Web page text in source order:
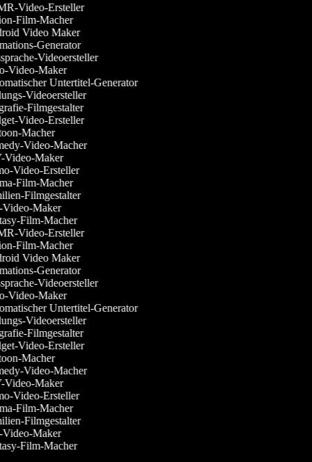
Video-Ersteller
Film-Macher
Video Maker
Generator
Videoersteller
Video-Maker
Untertitel-Generator
Videoersteller
Filmgestalter
Video-Ersteller
Macher
Video-Macher
Maker
Video-Ersteller
Film-Macher
Filmgestalter
Maker
Film-Macher
Video-Ersteller
Film-Macher
Video Maker
Generator
Videoersteller
Video-Maker
Untertitel-Generator
Videoersteller
Filmgestalter
Video-Ersteller
Macher
Video-Macher
Maker
Video-Ersteller
Film-Macher
Filmgestalter
Maker
Film-Macher